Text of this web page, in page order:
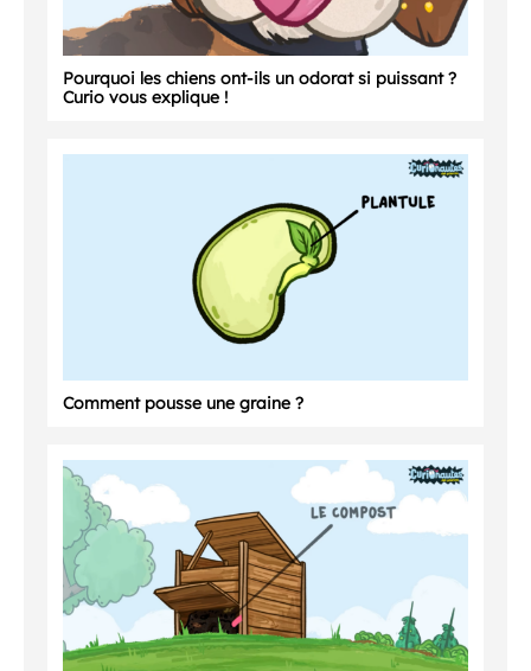
Pourquoi les chiens ont-ils un odorat si puissant ?
Curio vous explique !
Comment pousse une graine ?